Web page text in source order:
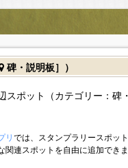
碑・説明板］）
スポット（カテゴリー：碑
リ では、スタンプラリースポッ
連スポットを自由に追加できま